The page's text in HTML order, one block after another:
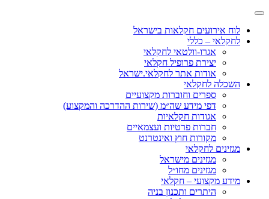
לוח אירועים חקלאות בישראל
לחקלאי – כללי
אגרו-וולטאי לחקלאי
יצירת פרופיל חקלאי
אודות אתר לחקלאי.ישראל
השכלה לחקלאי
ספרים וחוברות מקצועיים
דפי מידע שה״מ (שירות ההדרכה והמקצוע)
אגודות חקלאיות
חברות פרטיות ועצמאיים
מקורות חוץ ואינטרנט
מגזינים לחקלאי
מגזינים מישראל
מגזינים מחו״ל
מידע מקצועי – חקלאי
היתרים ותכנון בניה